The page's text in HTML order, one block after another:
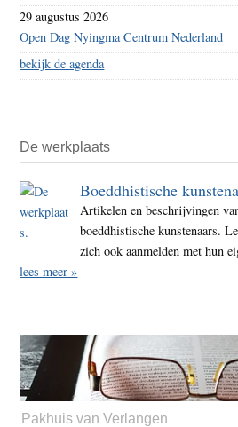
29 augustus 2026
Open Dag Nyingma Centrum Nederland
bekijk de agenda
De werkplaats
Boeddhistische
Artikelen en beschrijvingen
boeddhistische kunstenaars.
zich ook aanmelden met hun
lees meer »
Pakhuis van Verlangen